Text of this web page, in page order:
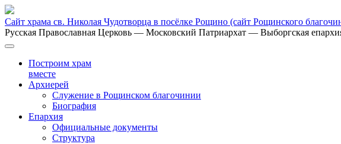
Сайт храма св. Николая Чудотворца в посёлке Рощино (сайт Рощинского
Русская Православная Церковь — Московский Патриархат — Выборгская
Построим храм
вместе
Архиерей
Служение в Рощинском благочинии
Биография
Епархия
Официальные документы
Структура